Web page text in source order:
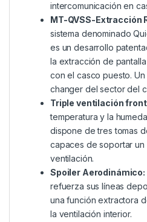
intercomunicación en
MT-QVSS-Extracción
sistema denominado
es un desarrollo
la extracción de
con el casco puesto.
changer del sector del
Triple ventilación
temperatura y la
dispone de tres tomas
capaces de soportar un
ventilación.
Spoiler Aerodinámico:
refuerza sus líneas
una función extractora
la ventilación interior.